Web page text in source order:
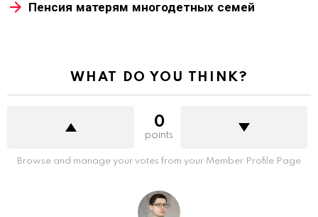
Пенсия матерям многодетных семей
WHAT DO YOU THINK?
0
points
Browse and manage your votes from your Member Profile Page